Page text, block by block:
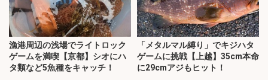
漁港周辺の浅場でライトロック
ゲームを満喫【京都】シオにハ
タ類など5魚種をキャッチ！
「メタルマル縛り」でキジハタ
ゲームに挑戦【上越】35cm本命
に29cmアジもヒット！